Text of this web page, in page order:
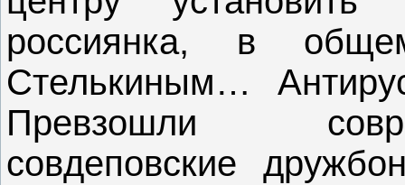
россиянка, в
Стелькиным…
Превзошли
совдеповские